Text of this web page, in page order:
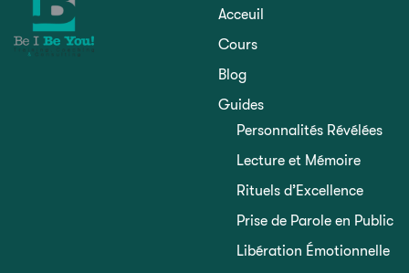
Acceuil
Cours
Blog
Guides
Personnalités Révélées
Lecture et Mémoire
Rituels d’Excellence
Prise de Parole en Public
Libération Émotionnelle